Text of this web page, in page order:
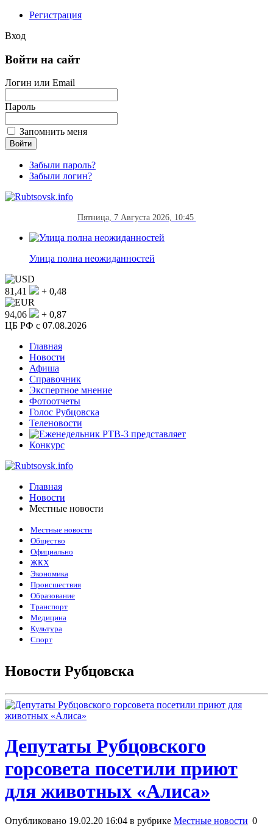
Регистрация
Вход
Войти на сайт
Логин или Email
Пароль
Запомнить меня
Забыли пароль?
Забыли логин?
Пятница, 7 Августа 2026, 10:45
Улица полна неожиданностей
81,41 + 0,48
94,06
+ 0,87
ЦБ РФ c 07.08.2026
Главная
Новости
Афиша
Справочник
Экспертное мнение
Фотоотчеты
Голос Рубцовска
Теленовости
Конкурс
Главная
Новости
Местные новости
Местные новости
Общество
Официально
ЖКХ
Экономика
Происшествия
Образование
Транспорт
Медицина
Культура
Спорт
Новости Рубцовска
Депутаты Рубцовского
горсовета посетили приют
для животных «Алиса»
Опубликовано 19.02.20 16:04 в рубрике Местные новости 0